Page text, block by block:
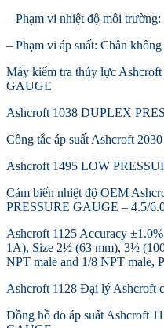
– Phạm vi nhiệt độ môi trường:
– Phạm vi áp suất: Chân
Máy kiểm tra thủy lực
GAUGE
Ashcroft 1038 DUPLEX
Công tắc áp suất Ashcroft 2030
Ashcroft 1495 LOW
Cảm biến nhiệt độ OEM
PRESSURE GAUGE – 4.5/
Ashcroft 1125 Accuracy
1A), Size 2½ (63 mm), 3½
NPT male and 1/8 NPT male,
Ashcroft 1128 Đại lý Ashcroft
Đồng hồ đo áp suất Ashcroft